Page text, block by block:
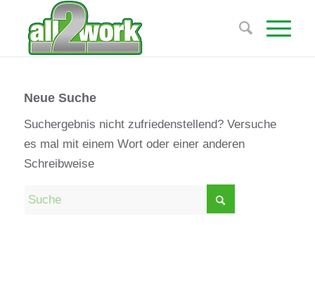
Neue Suche
Suchergebnis nicht zufriedenstellend? Versuche
es mal mit einem Wort oder einer anderen
Schreibweise